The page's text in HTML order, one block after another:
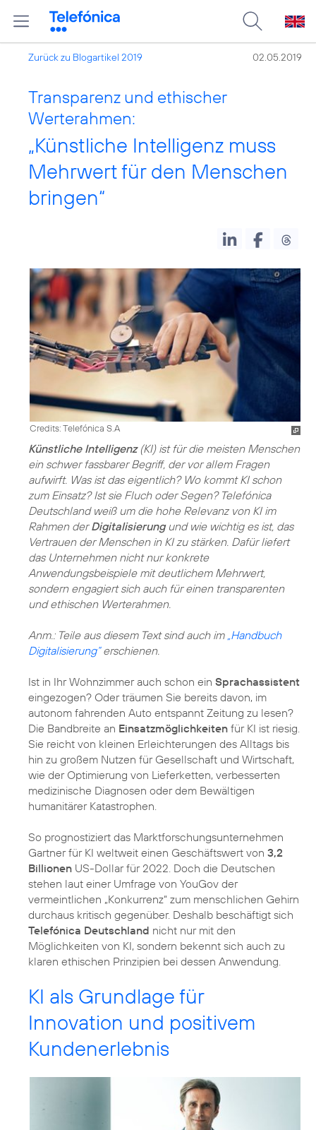
Zurück zu Blogartikel 2019 02.05.2019
Transparenz und ethischer
Werterahmen:
„Künstliche Intelligenz muss
Mehrwert für den Menschen
bringen“
Credits: Telefónica S.A
Künstliche Intelligenz (KI) ist für die meisten Menschen
ein schwer fassbarer Begriff, der vor allem Fragen
aufwirft. Was ist das eigentlich? Wo kommt KI schon
zum Einsatz? Ist sie Fluch oder Segen? Telefónica
Deutschland weiß um die hohe Relevanz von KI im
Rahmen derDigitalisierungund wie wichtig es ist, das
Vertrauen der Menschen in KI zu stärken. Dafür liefert
das Unternehmen nicht nur konkrete
Anwendungsbeispiele mit deutlichem Mehrwert,
sondern engagiert sich auch für einen transparenten
und ethischen Werterahmen.
Anm.: Teile aus diesem Text sind auch im „Handbuch
Digitalisierung“erschienen.
Ist in Ihr Wohnzimmer auch schon ein Sprachassistent
eingezogen? Oder träumen Sie bereits davon, im
autonom fahrenden Auto entspannt Zeitung zu lesen?
Die Bandbreite an Einsatzmöglichkeiten für KI ist riesig.
Sie reicht von kleinen Erleichterungen des Alltags bis
hin zu großem Nutzen für Gesellschaft und Wirtschaft,
wie der Optimierung von Lieferketten, verbesserten
medizinische Diagnosen oder dem Bewältigen
humanitärer Katastrophen.
So prognostiziert das Marktforschungsunternehmen
Gartner für KI weltweit einen Geschäftswert von 3,2
Billionen US-Dollar für 2022. Doch die Deutschen
stehen laut einer Umfrage von YouGov der
vermeintlichen „Konkurrenz“ zum menschlichen Gehirn
durchaus kritisch gegenüber. Deshalb beschäftigt sich
Telefónica Deutschland nicht nur mit den
Möglichkeiten von KI, sondern bekennt sich auch zu
klaren ethischen Prinzipien bei dessen Anwendung.
KI als Grundlage für
Innovation und positivem
Kundenerlebnis